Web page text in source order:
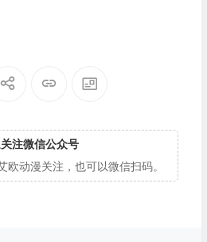
注微信公众号
动漫关注，也可以微信扫码。